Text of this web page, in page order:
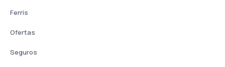
Ferris
Ofertas
Seguros